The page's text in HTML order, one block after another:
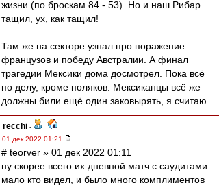
жизни (по броскам 84 - 53). Но и наш Рибар
тащил, ух, как тащил!
Там же на секторе узнал про поражение
французов и победу Австралии. А финал
трагедии Мексики дома досмотрел. Пока всё
по делу, кроме поляков. Мексиканцы всё же
должны били ещё один заковырять, я считаю.
recchi -
01 дек 2022 01:21
# teorver » 01 дек 2022 01:11
ну скорее всего их дневной матч с саудитами
мало кто видел, и было много комплиментов